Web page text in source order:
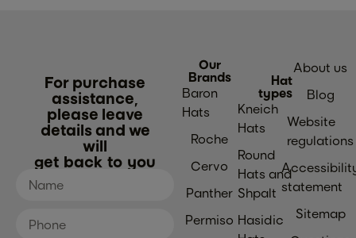
Our
Brands
Baron
Hats
Roche
Cervo
Panther
Permiso
Hat
types
Kneich
Hats
Round
Hats and
Shpalt
Hasidic
About us
Blog
Website
regulations
statement
Sitemap
For purchase
assistance,
please leave
details and we
will
get back to you